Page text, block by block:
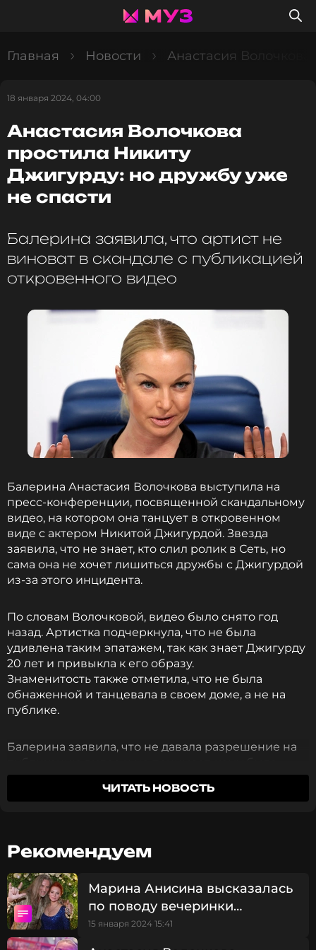
Главная Новости Анастасия
18 января 2024, 04:00
Анастасия Волочкова
простила Никиту
Джигурду: но дружбу уже
не спасти
Балерина заявила, что артист не
виноват в скандале с публикацией
откровенного видео
Балерина Анастасия Волочкова выступила на
пресс-конференции, посвященной скандальному
видео, на котором она танцует в откровенном
виде с актером Никитой Джигурдой. Звезда
заявила, что не знает, кто слил ролик в Сеть, но
сама она не хочет лишиться дружбы с Джигурдой
из-за этого инцидента.
По словам Волочковой, видео было снято год
назад. Артистка подчеркнула, что не была
удивлена таким эпатажем, так как знает Джигурду
20 лет и привыкла к его образу.
Знаменитость также отметила, что не была
обнаженной и танцевала в своем доме, а не на
публике.
Балерина заявила, что не давала разрешение на
публикацию видео и не понимает, кому было
выгодно столкнуть их с Джигурдой лбами. Тем не
менее, Анастасия расстроена, что Никита не
Я не разобралась в ситуации. И когда писала
свой пост о том, что «Никита, я не хочу с
тобой дружить», я не знала, что это не он. А
он, оказывается, выложил видео, что это не
его рук дело. Ни ему, ни мне не было на руку
ЧИТАТЬ НОВОСТЬ
Рекомендуем
Марина Анисина высказалась
по поводу вечеринки
Джигурды с Волочковой
15 января 2024 15:41